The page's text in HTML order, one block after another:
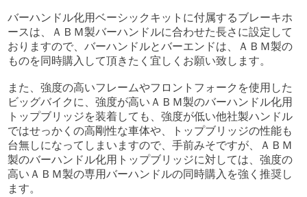
バーハンドル化用ベーシックキットに付属するブレーキホ
ースは、ＡＢＭ製バーハンドルに合わせた長さに設定して
おりますので、バーハンドルとバーエンドは、ＡＢＭ製の
ものを同時購入して頂きたく宜しくお願い致します。
また、強度の高いフレームやフロントフォークを使用した
ビッグバイクに、強度が高いＡＢＭ製のバーハンドル化用
トップブリッジを装着しても、強度が低い他社製ハンドル
ではせっかくの高剛性な車体や、トップブリッジの性能も
台無しになってしまいますので、手前みそですが、ＡＢＭ
製のバーハンドル化用トップブリッジに対しては、強度の
高いＡＢＭ製の専用バーハンドルの同時購入を強く推奨し
ます。